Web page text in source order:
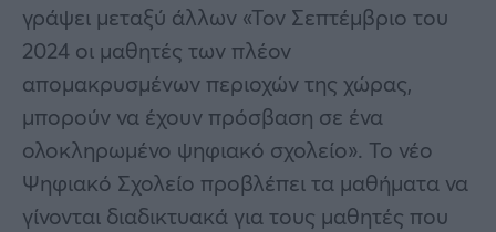
γράψει μεταξύ άλλων «Τον Σεπτέμβριο του
2024 οι μαθητές των πλέον
απομακρυσμένων περιοχών της χώρας,
μπορούν να έχουν πρόσβαση σε ένα
ολοκληρωμένο ψηφιακό σχολείο». Το νέο
Ψηφιακό Σχολείο προβλέπει τα μαθήματα να
γίνονται διαδικτυακά για τους μαθητές που